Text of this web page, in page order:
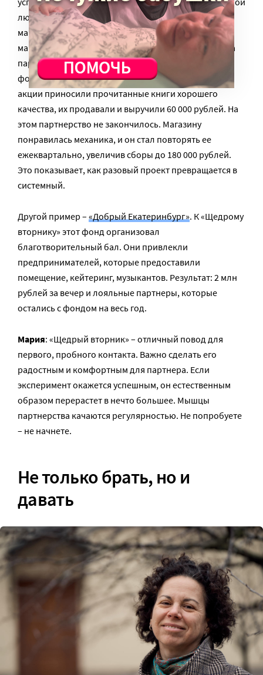
любимый пример – фонд«Менора»и книжный
магазин «Буквально» в Екатеринбурге. Молодой
магазин, крошечный (на 20 кв. м) – они открылись за
пару месяцев до «Щедрого вторника» – провел с
фондом книжную распродажу: горожане во время
акции приносили прочитанные книги хорошего
качества, их продавали и выручили 60 000 рублей. На
этом партнерство не закончилось. Магазину
понравилась механика, и он стал повторять ее
ежеквартально, увеличив сборы до 180 000 рублей.
Это показывает, как разовый проект превращается в
системный.
Другой пример – «Добрый Екатеринбург». К «Щедрому
вторнику» этот фонд организовал
благотворительный бал. Они привлекли
предпринимателей, которые предоставили
помещение, кейтеринг, музыкантов. Результат: 2 млн
рублей за вечер и лояльные партнеры, которые
остались с фондом на весь год.
Мария: «Щедрый вторник» – отличный повод для
первого, пробного контакта. Важно сделать его
радостным и комфортным для партнера. Если
эксперимент окажется успешным, он естественным
образом перерастет в нечто большее. Мышцы
партнерства качаются регулярностью. Не попробуете
– не начнете.
Не только брать, но и
давать